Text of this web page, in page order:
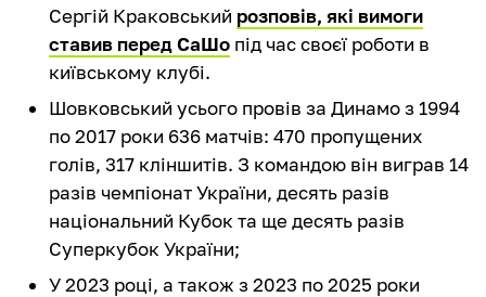
Сергій Краковський розповів, які вимоги
ставив перед СаШо під час своєї роботи в
київському клубі.
Шовковський усього провів за Динамо з 1994
по 2017 роки 636 матчів: 470 пропущених
голів, 317 кліншитів. З командою він виграв 14
разів чемпіонат України, десять разів
національний Кубок та ще десять разів
Суперкубок України;
У 2023 році, а також з 2023 по 2025 роки